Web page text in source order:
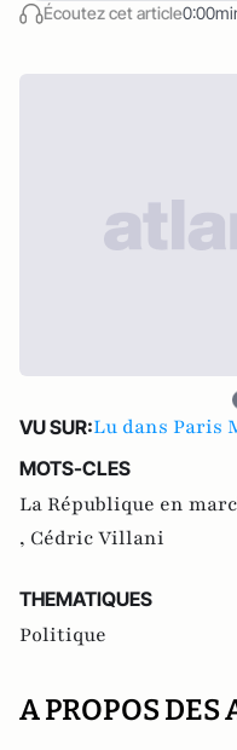
Écoutez cet article
VU SUR:Lu dans Paris
MOTS-CLES
La République en
, Cédric Villani
THEMATIQUES
Politique
A PROPOS DES